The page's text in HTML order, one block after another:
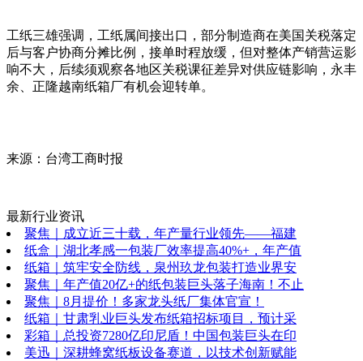
工纸三雄强调，工纸属间接出口，部分制造商在美国关税落定
后与客户协商分摊比例，接单时程放缓，但对整体产销营运影
响不大，后续须观察各地区关税课征差异对供应链影响，永丰
余、正隆越南纸箱厂有机会迎转单。
来源：台湾工商时报
最新行业资讯
聚焦｜成立近三十载，年产量行业领先——福建
纸盒｜湖北孝感一包装厂效率提高40%+，年产值
纸箱｜筑牢安全防线，泉州玖龙包装打造业界安
聚焦｜年产值20亿+的纸包装巨头落子海南！不止
聚焦｜8月提价！多家龙头纸厂集体官宣！
纸箱｜甘肃乳业巨头发布纸箱招标项目，预计采
彩箱｜总投资7280亿印尼盾！中国包装巨头在印
美迅｜深耕蜂窝纸板设备赛道，以技术创新赋能